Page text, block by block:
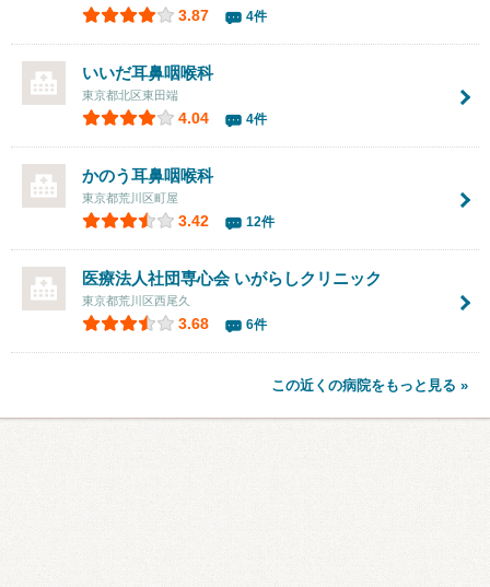
3.87 4件
いいだ耳鼻咽喉科
東京都北区東田端
4.04 4件
かのう耳鼻咽喉科
東京都荒川区町屋
3.42 12件
医療法人社団専心会 いがらしクリニック
東京都荒川区西尾久
3.68 6件
この近くの病院をもっと見る »